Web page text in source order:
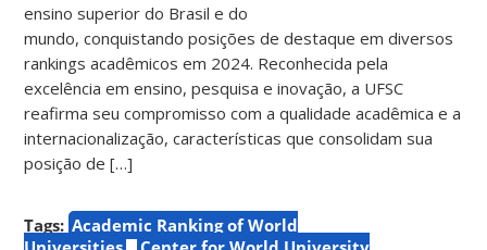
ensino superior do Brasil e do
mundo, conquistando posições de destaque em diversos
rankings acadêmicos em 2024. Reconhecida pela
excelência em ensino, pesquisa e inovação, a UFSC
reafirma seu compromisso com a qualidade acadêmica e a
internacionalização, características que consolidam sua
posição de […]
Tags: Academic Ranking of World